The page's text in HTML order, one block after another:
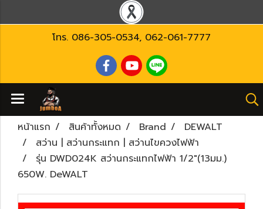
โทร. 086-305-0534, 062-061-7777
หน้าแรก สินค้าทั้งหมด Brand
DEWALT
สว่าน | สว่านกระแทก | สว่านไขควงไฟฟ้า
รุ่น DWD024K สว่านกระแทกไฟฟ้า 1/2"(13มม.)
650W. DeWALT